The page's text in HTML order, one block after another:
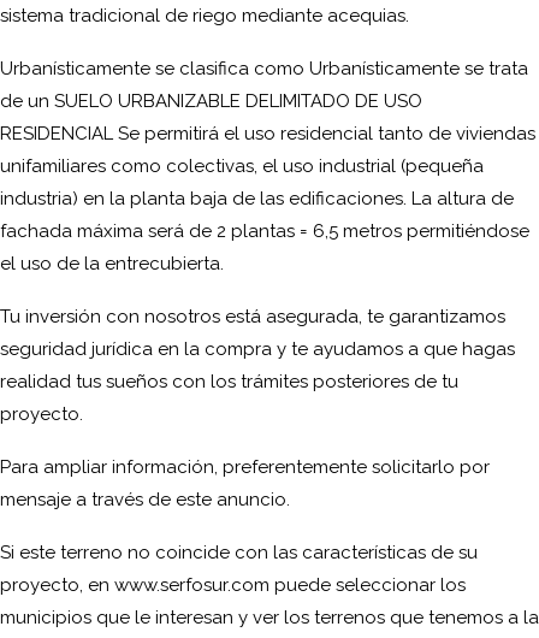
sistema tradicional de riego mediante acequias.
Urbanísticamente se clasifica como Urbanísticamente se trata
de un SUELO URBANIZABLE DELIMITADO DE USO
RESIDENCIAL Se permitirá el uso residencial tanto de viviendas
unifamiliares como colectivas, el uso industrial (pequeña
industria) en la planta baja de las edificaciones. La altura de
fachada máxima será de 2 plantas = 6,5 metros permitiéndose
el uso de la entrecubierta.
Tu inversión con nosotros está asegurada, te garantizamos
seguridad jurídica en la compra y te ayudamos a que hagas
realidad tus sueños con los trámites posteriores de tu
proyecto.
Para ampliar información, preferentemente solicitarlo por
mensaje a través de este anuncio.
Si este terreno no coincide con las características de su
proyecto, en www.serfosur.com puede seleccionar los
municipios que le interesan y ver los terrenos que tenemos a la